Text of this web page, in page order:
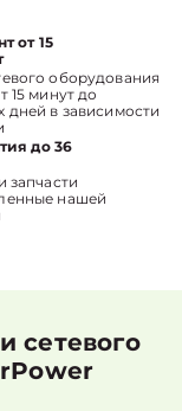
от 15
оборудования
15 минут до
дней в зависимости
до 36
запчасти
нашей
сетевого